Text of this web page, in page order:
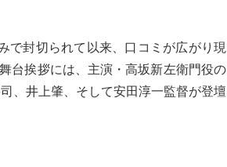
で封切られて以来、口コミが広がり現
台挨拶には、主演・高坂新左衛門役の
、井上肇、そして安田淳一監督が登壇